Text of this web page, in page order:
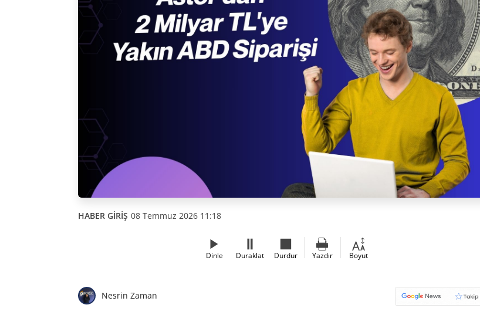
HABER GİRİŞ 08 Temmuz 2026 11:18
Dinle Duraklat Durdur Yazdır Boyut
Nesrin Zaman